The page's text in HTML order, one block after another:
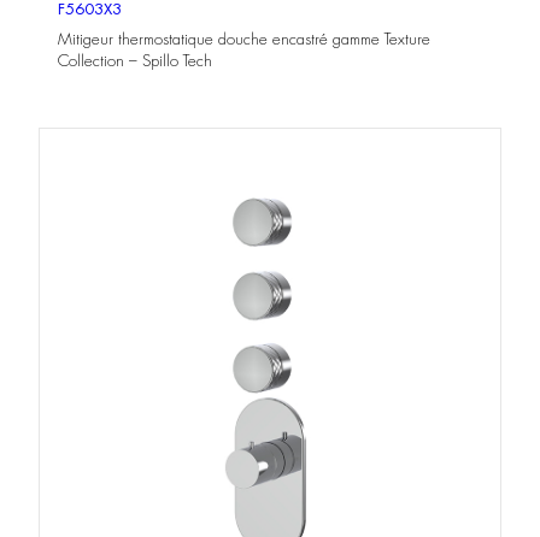
F5603X3
Mitigeur thermostatique douche encastré gamme Texture
Collection – Spillo Tech